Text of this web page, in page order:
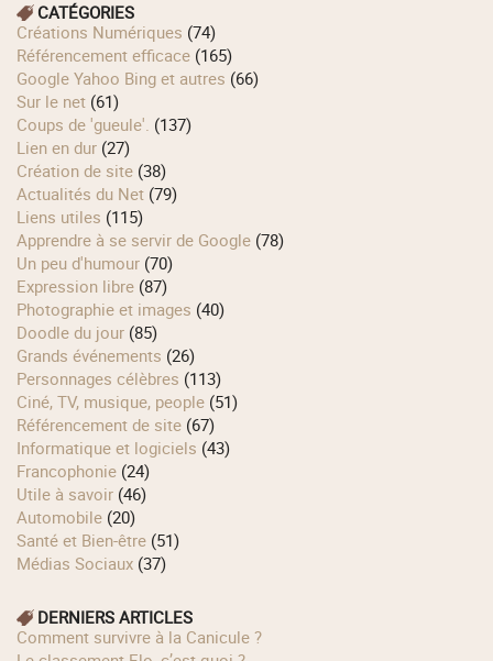
CATÉGORIES
Créations Numériques (74)
Référencement efficace (165)
Google Yahoo Bing et autres (66)
Sur le net (61)
Coups de 'gueule'. (137)
Lien en dur (27)
Création de site (38)
Actualités du Net (79)
Liens utiles (115)
Apprendre à se servir de Google (78)
Un peu d'humour (70)
Expression libre (87)
Photographie et images (40)
Doodle du jour (85)
Grands événements (26)
Personnages célèbres (113)
Ciné, TV, musique, people (51)
Référencement de site (67)
Informatique et logiciels (43)
Francophonie (24)
Utile à savoir (46)
Automobile (20)
Santé et Bien-être (51)
Médias Sociaux (37)
DERNIERS ARTICLES
Comment survivre à la Canicule ?